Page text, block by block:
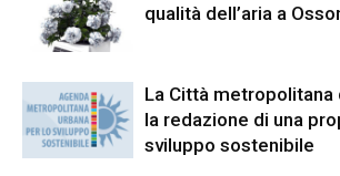
qualità dell’aria a
La Città metropolitana
la redazione di una
sviluppo sostenibile